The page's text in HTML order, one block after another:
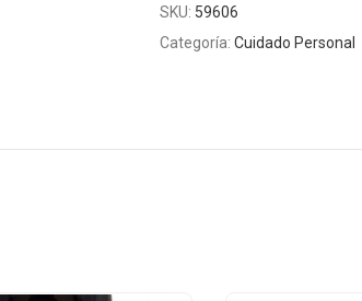
SKU: 59606
Categoría: Cuidado Personal